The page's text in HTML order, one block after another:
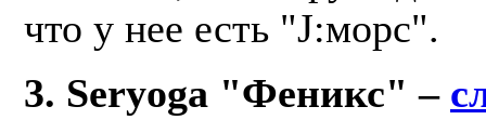
что у нее есть "J:морс".
3. Seryoga "Феникс" –